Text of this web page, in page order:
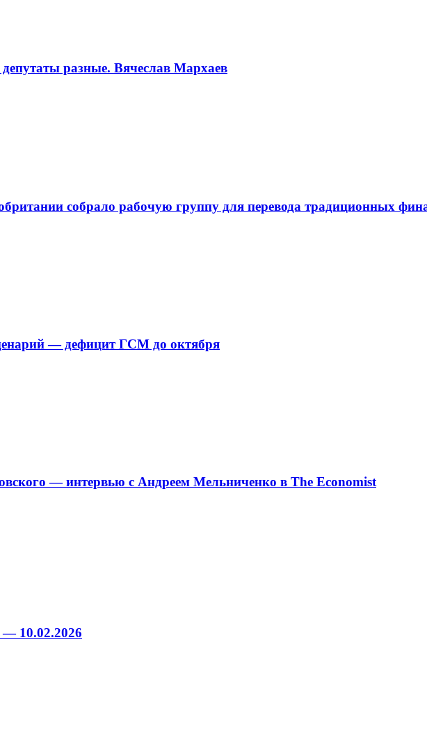
разные. Вячеслав Мархаев
собрало рабочую группу для перевода традиционных
— дефицит ГСМ до октября
— интервью с Андреем Мельниченко в The Economist
— 10.02.2026